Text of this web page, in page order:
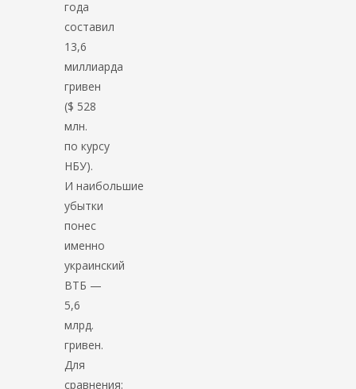
года
составил
13,6
миллиарда
гривен
($ 528
млн.
по курсу
НБУ).
И наибольшие
убытки
понес
именно
украинский
ВТБ —
5,6
млрд.
гривен.
Для
сравнения: